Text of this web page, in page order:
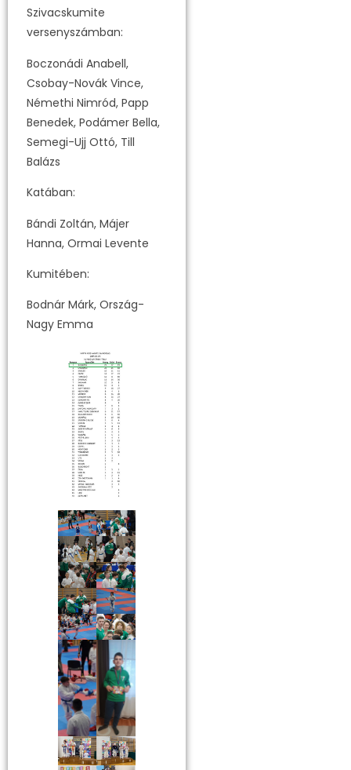
Szivacskumite
versenyszámban:
Boczonádi Anabell,
Csobay-Novák Vince,
Némethi Nimród, Papp
Benedek, Podámer Bella,
Semegi-Ujj Ottó, Till
Balázs
Katában:
Bándi Zoltán, Májer
Hanna, Ormai Levente
Kumitében:
Bodnár Márk, Ország-
Nagy Emma